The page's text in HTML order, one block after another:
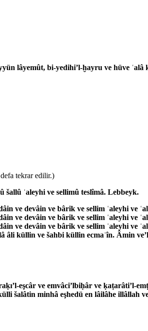
lâyemût, bi-yedihi’l-ḫayru ve hüve
tekrar edilir.)
ʿaleyhi ve sellimû teslîmâ. Lebbeyk.
ve devâin ve bârik ve sellim ʿaleyhi ve
ve devâin ve bârik ve sellim ʿaleyhi ve
ve devâin ve bârik ve sellim ʿaleyhi ve
âli küllin ve šahbi küllin ecmaʿîn. Âmin
eşcâr ve emvâci’lbiḥâr ve ḳaṭarâti’l-
šalâtin minhâ eşhedü en lâilâhe illâllah